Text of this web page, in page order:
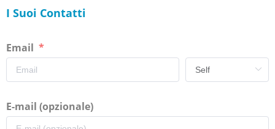
I Suoi Contatti
Email
E-mail (opzionale)